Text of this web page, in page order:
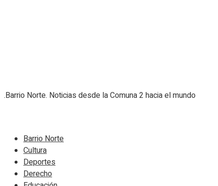
.Barrio Norte. Noticias desde la Comuna 2 hacia el mundo
Barrio Norte
Cultura
Deportes
Derecho